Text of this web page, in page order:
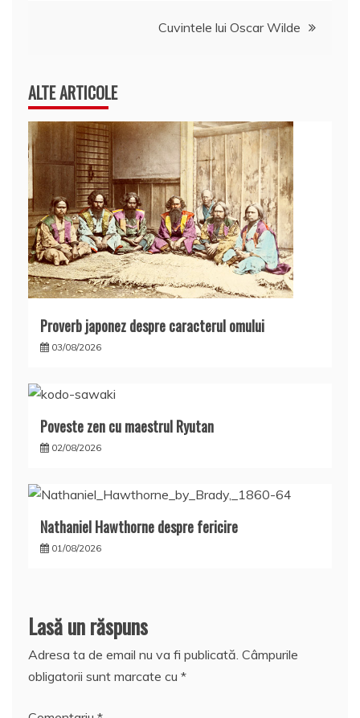
Cuvintele lui Oscar Wilde
ALTE ARTICOLE
Proverb japonez despre caracterul omului
03/08/2026
Poveste zen cu maestrul Ryutan
02/08/2026
Nathaniel Hawthorne despre fericire
01/08/2026
Lasă un răspuns
Adresa ta de email nu va fi publicată. Câmpurile
obligatorii sunt marcate cu *